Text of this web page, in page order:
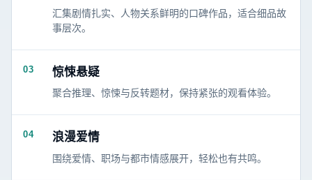
汇集剧情扎实、人物关系鲜明的口碑作品，适合细品故
事层次。
03 惊悚悬疑
聚合推理、惊悚与反转题材，保持紧张的观看体验。
04 浪漫爱情
围绕爱情、职场与都市情感展开，轻松也有共鸣。